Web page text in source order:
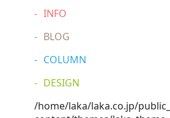
INFO
BLOG
COLUMN
DESIGN
/home/laka/laka.co.jp/